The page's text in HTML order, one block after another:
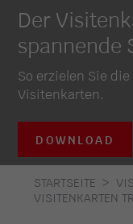
Der
spannende
So erzielen Sie die
Visitenkarten.
DOWNLOAD
STARTSEITE
VISITENKARTEN